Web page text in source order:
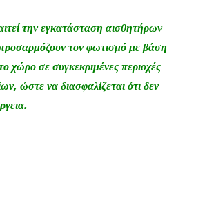
την εγκατάσταση αισθητήρων
τον φωτισμό με βάση
χώρο σε συγκεκριμένες περιοχές
ώστε να διασφαλίζεται ότι δεν